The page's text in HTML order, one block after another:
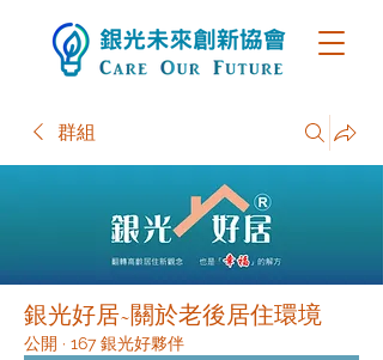
群組
銀光好居~關於老後居住環境
公開 · 167 銀光好夥伴